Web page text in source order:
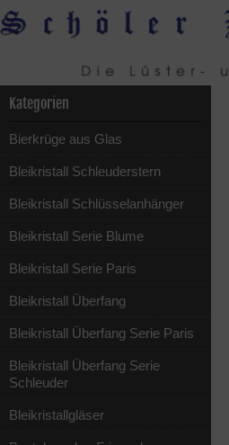
Kategorien
Bierkrüge aus Glas
Bleikristall Schleuderstern
Bleikristall Schlüsselanhänger
Bleikristall Serie Blume
Bleikristall Serie Paris
Bleikristall Überfang
Bleikristall Überfang Serie Paris
Bleikristall Überfang Serie
Schleuder
Bleikristallgläser